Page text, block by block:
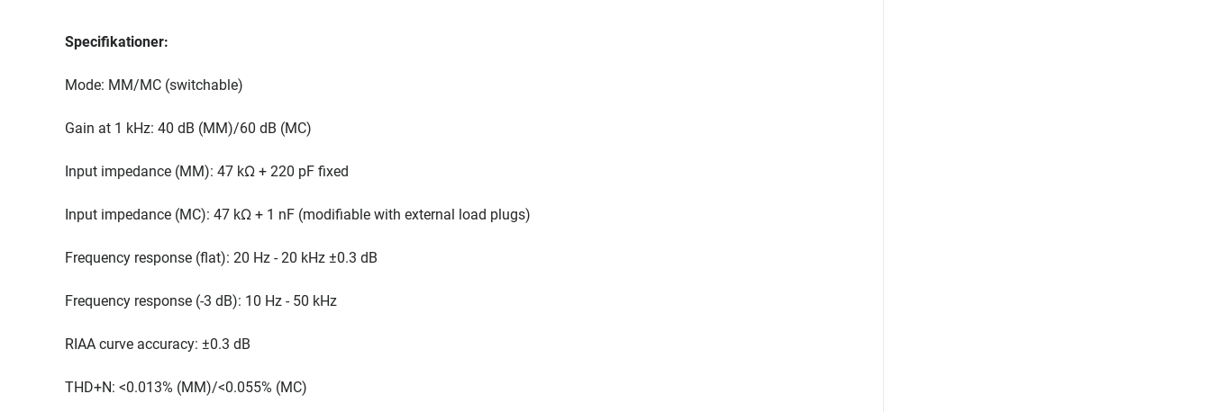
Specifikationer:
Mode: MM/MC (switchable)
Gain at 1 kHz: 40 dB (MM)/60 dB (MC)
Input impedance (MM): 47 kΩ + 220 pF fixed
Input impedance (MC): 47 kΩ + 1 nF (modifiable with external load plugs)
Frequency response (flat): 20 Hz - 20 kHz ±0.3 dB
Frequency response (-3 dB): 10 Hz - 50 kHz
RIAA curve accuracy: ±0.3 dB
THD+N: <0.013% (MM)/<0.055% (MC)